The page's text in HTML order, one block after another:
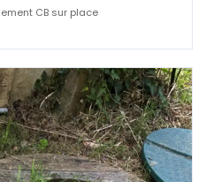
CB sur place